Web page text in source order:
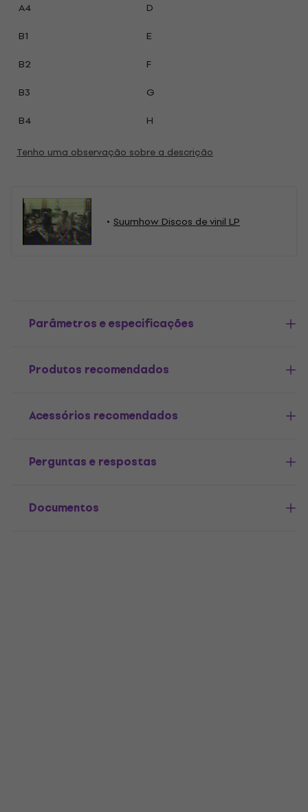
A4
D
B1
E
B2
F
B3
G
B4
H
Tenho uma observação sobre a descrição
Suumhow Discos de vinil LP
Parâmetros e especificações
Produtos recomendados
Acessórios recomendados
Perguntas e respostas
Documentos